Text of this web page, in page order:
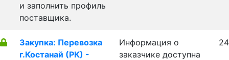
и заполнить профиль
поставщика.
Закупка: Перевозка
г.Костанай (РК) -
Информация о
заказчике доступна